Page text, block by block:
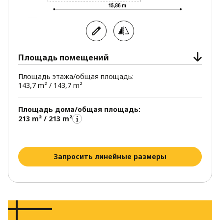
Площадь помещений
Площадь этажа/общая площадь:
143,7 m² / 143,7 m²
Площадь дома/общая площадь:
213 m² / 213 m²
Запросить линейные размеры